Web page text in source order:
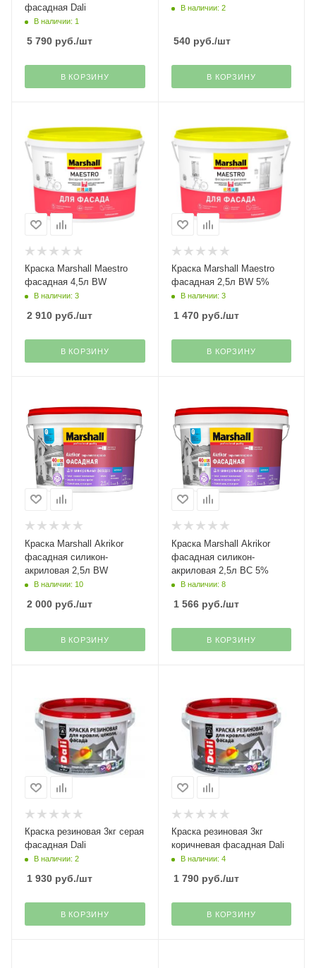
фасадная Dali
В наличии: 1
5 790 руб./шт
В КОРЗИНУ
В наличии: 2
540руб./шт
В КОРЗИНУ
Краска Marshall Maestro
фасадная 4,5л BW
В наличии: 3
2 910 руб./шт
В КОРЗИНУ
Краска Marshall Maestro
фасадная 2,5л BW 5%
В наличии: 3
1 470руб./шт
В КОРЗИНУ
Краска Marshall Akrikor
фасадная силикон-
акриловая 2,5л BW
В наличии: 10
2 000 руб./шт
В КОРЗИНУ
Краска Marshall Akrikor
фасадная силикон-
акриловая 2,5л BC 5%
В наличии: 8
1 566руб./шт
В КОРЗИНУ
Краска резиновая 3кг серая
фасадная Dali
В наличии: 2
1 930 руб./шт
В КОРЗИНУ
Краска резиновая 3кг
коричневая фасадная Dali
В наличии: 4
1 790руб./шт
В КОРЗИНУ